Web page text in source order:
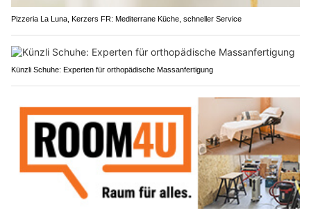
Pizzeria La Luna, Kerzers FR: Mediterrane Küche, schneller Service
Künzli Schuhe: Experten für orthopädische Massanfertigung